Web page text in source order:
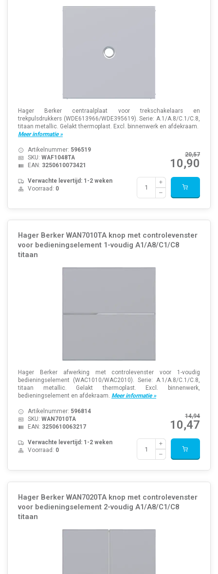
Hager Berker centraalplaat voor trekschakelaars en
trekpulsdrukkers (WDE613966/WDE395619). Serie: A.1/A.8/C.1/C.8,
titaan metallic. Gelakt thermoplast. Excl. binnenwerk en afdekraam.
Meer informatie »
20,57
10,90
Artikelnummer: 596519
SKU: WAF1048TA
EAN: 3250610073421
Verwachte levertijd: 1-2 weken
Voorraad: 0
Hager Berker WAN7010TA knop met controlevenster
voor bedieningselement 1-voudig A1/A8/C1/C8
titaan
Hager Berker afwerking met controlevenster voor 1-voudig
bedieningselement (WAC1010/WAC2010). Serie: A.1/A.8/C.1/C.8,
titaan metallic. Gelakt thermoplast. Excl. binnenwerk,
bedieningselement en afdekraam. Meer informatie »
14,94
10,47
Artikelnummer: 596814
SKU: WAN7010TA
EAN: 3250610063217
Verwachte levertijd: 1-2 weken
Voorraad: 0
Hager Berker WAN7020TA knop met controlevenster
voor bedieningselement 2-voudig A1/A8/C1/C8
titaan